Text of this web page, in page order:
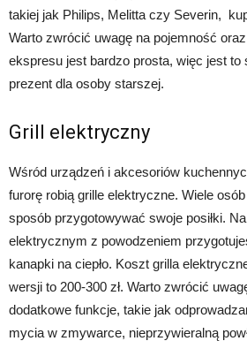
takiej jak Philips, Melitta czy Severin,
Warto zwrócić uwagę na pojemność
ekspresu jest bardzo prosta, więc jest to
prezent dla osoby starszej.
Grill elektryczny
Wśród urządzeń i akcesoriów
furorę robią grille elektryczne. Wiele
sposób przygotowywać swoje posiłki.
elektrycznym z powodzeniem
kanapki na ciepło. Koszt grilla
wersji to 200-300 zł. Warto zwrócić
dodatkowe funkcje, takie jak
mycia w zmywarce, nieprzywieralną